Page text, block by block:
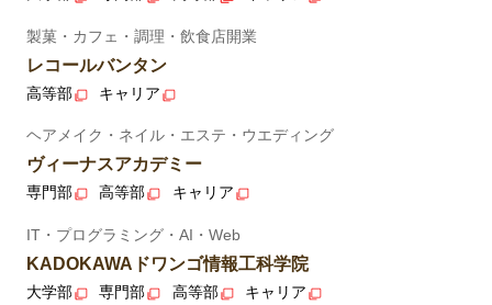
製菓・カフェ・調理・飲食店開業
レコールバンタン
高等部 キャリア
ヘアメイク・ネイル・エステ・ウエディング
ヴィーナスアカデミー
専門部 高等部 キャリア
IT・プログラミング・AI・Web
KADOKAWAドワンゴ情報工科学院
大学部 専門部 高等部 キャリア